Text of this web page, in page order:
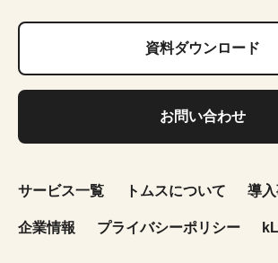
資料ダウンロード
お問い合わせ
サービス一覧 トムスについて 導入
企業情報 プライバシーポリシー